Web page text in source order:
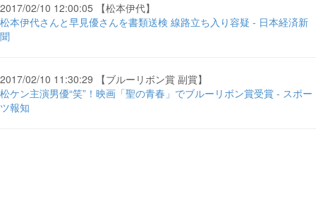
2017/02/10 12:00:05 【松本伊代】
松本伊代さんと早見優さんを書類送検 線路立ち入り容疑 - 日本経済新
聞
2017/02/10 11:30:29 【ブルーリボン賞 副賞】
松ケン主演男優“笑”！映画「聖の青春」でブルーリボン賞受賞 - スポー
ツ報知